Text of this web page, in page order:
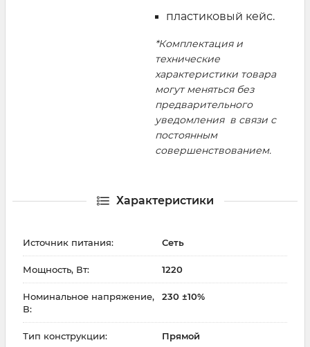
пластиковый кейс.
*Комплектация и
технические
характеристики товара
могут меняться без
предварительного
уведомления в связи с
постоянным
совершенствованием.
Характеристики
Источник питания: Сеть
Мощность, Вт: 1220
Номинальное напряжение,
В:
230 ±10%
Тип конструкции: Прямой